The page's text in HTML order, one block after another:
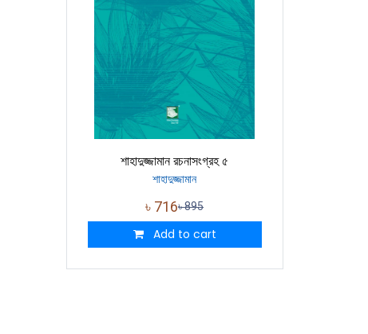
শাহাদুজ্জামান রচনাসংগ্রহ ৫
শাহাদুজ্জামান
৳ 716৳895
Add to cart